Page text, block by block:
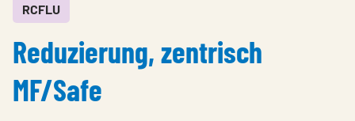
Im Fokus
Über Lindab
RCFLU
Reduzierung, zentrisch
MF/Safe